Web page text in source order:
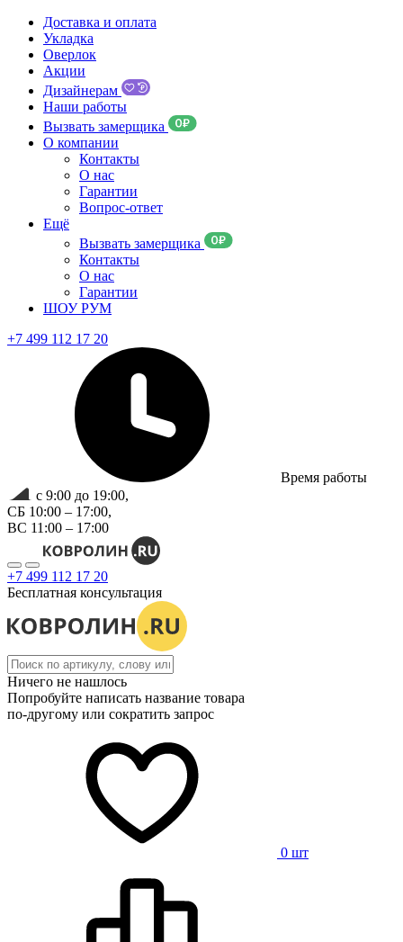
Доставка и оплата
Укладка
Оверлок
Акции
Дизайнерам
Наши работы
Вызвать замерщика
О компании
Контакты
О нас
Гарантии
Вопрос-ответ
Ещё
Вызвать замерщика
Контакты
О нас
Гарантии
ШОУ РУМ
+7 499 112 17 20
Время работы
с 9:00 до 19:00,
СБ 10:00 – 17:00,
ВС 11:00 – 17:00
+7 499 112 17 20
Бесплатная консультация
Ничего не нашлось
Попробуйте написать название товара
по-другому или сократить запрос
0 шт